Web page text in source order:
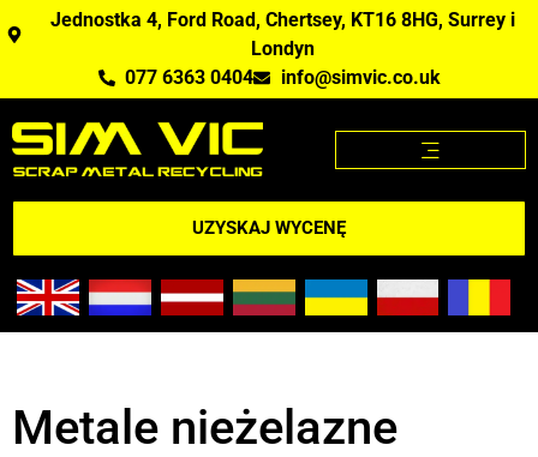
Jednostka 4, Ford Road, Chertsey, KT16 8HG, Surrey i
Londyn
077 6363 0404
info@simvic.co.uk
UZYSKAJ WYCENĘ
Metale nieżelazne